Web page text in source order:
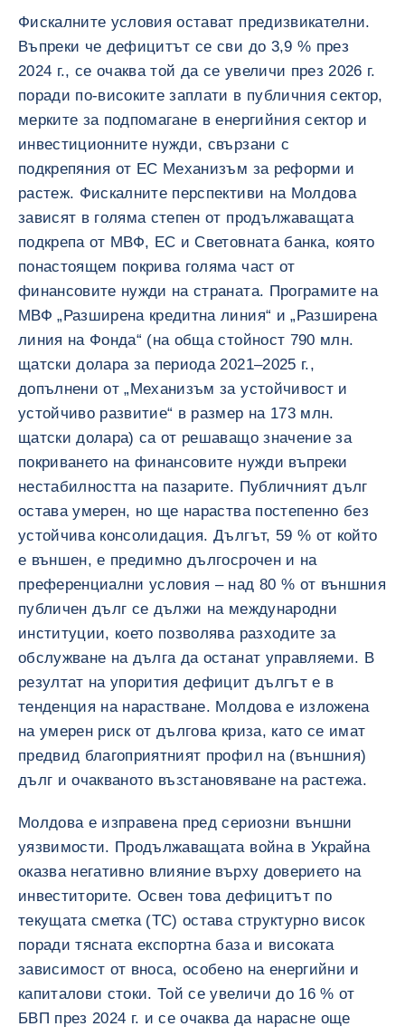
Фискалните условия остават предизвикателни.
Въпреки че дефицитът се сви до 3,9 % през
2024 г., се очаква той да се увеличи през 2026 г.
поради по-високите заплати в публичния сектор,
мерките за подпомагане в енергийния сектор и
инвестиционните нужди, свързани с
подкрепяния от ЕС Механизъм за реформи и
растеж. Фискалните перспективи на Молдова
зависят в голяма степен от продължаващата
подкрепа от МВФ, ЕС и Световната банка, която
понастоящем покрива голяма част от
финансовите нужди на страната. Програмите на
МВФ „Разширена кредитна линия“ и „Разширена
линия на Фонда“ (на обща стойност 790 млн.
щатски долара за периода 2021–2025 г.,
допълнени от „Механизъм за устойчивост и
устойчиво развитие“ в размер на 173 млн.
щатски долара) са от решаващо значение за
покриването на финансовите нужди въпреки
нестабилността на пазарите. Публичният дълг
остава умерен, но ще нараства постепенно без
устойчива консолидация. Дългът, 59 % от който
е външен, е предимно дългосрочен и на
преференциални условия – над 80 % от външния
публичен дълг се дължи на международни
институции, което позволява разходите за
обслужване на дълга да останат управляеми. В
резултат на упорития дефицит дългът е в
тенденция на нарастване. Молдова е изложена
на умерен риск от дългова криза, като се имат
предвид благоприятният профил на (външния)
дълг и очакваното възстановяване на растежа.
Молдова е изправена пред сериозни външни
уязвимости. Продължаващата война в Украйна
оказва негативно влияние върху доверието на
инвеститорите. Освен това дефицитът по
текущата сметка (ТС) остава структурно висок
поради тясната експортна база и високата
зависимост от вноса, особено на енергийни и
капиталови стоки. Той се увеличи до 16 % от
БВП през 2024 г. и се очаква да нарасне още